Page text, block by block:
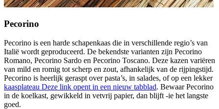
Pecorino
Pecorino is een harde schapenkaas die in verschillende regio’s van
Italië wordt geproduceerd. De bekendste varianten zijn Pecorino
Romano, Pecorino Sardo en Pecorino Toscano. Deze kazen variëren
van mild en romig tot scherp en zout, afhankelijk van de rijpingstijd.
Pecorino is heerlijk geraspt over pasta’s, in salades, of op een lekker
kaasplateau Deze link opent in een nieuw tabblad. Bewaar Pecorino
in de koelkast, gewikkeld in vetvrij papier, dan blijft -ie het langste
goed.